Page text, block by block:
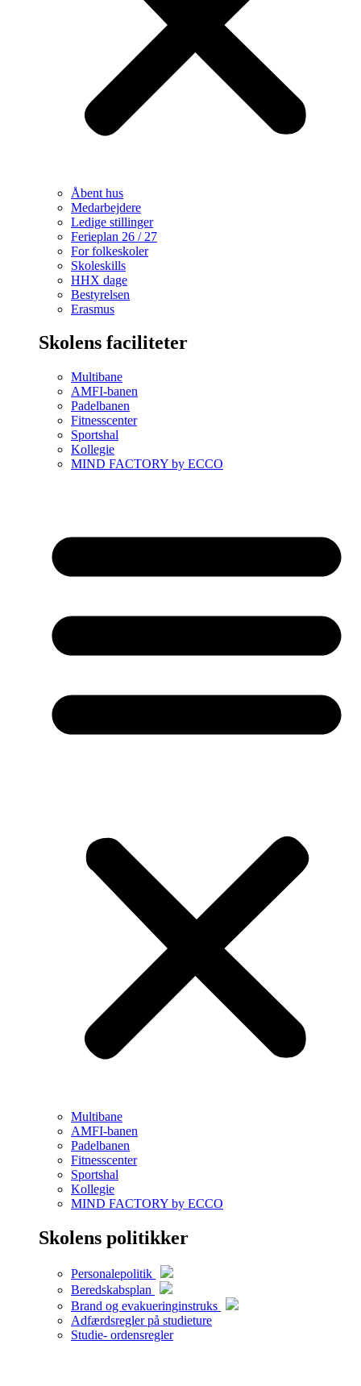
Åbent hus
Medarbejdere
Ledige stillinger
Ferieplan 26 / 27
For folkeskoler
Skoleskills
HHX dage
Bestyrelsen
Erasmus
Skolens faciliteter
Multibane
AMFI-banen
Padelbanen
Fitnesscenter
Sportshal
Kollegie
MIND FACTORY by ECCO
Multibane
AMFI-banen
Padelbanen
Fitnesscenter
Sportshal
Kollegie
MIND FACTORY by ECCO
Skolens politikker
Personalepolitik
Beredskabsplan
Brand og evakueringinstruks
Adfærdsregler på studieture
Studie- ordensregler